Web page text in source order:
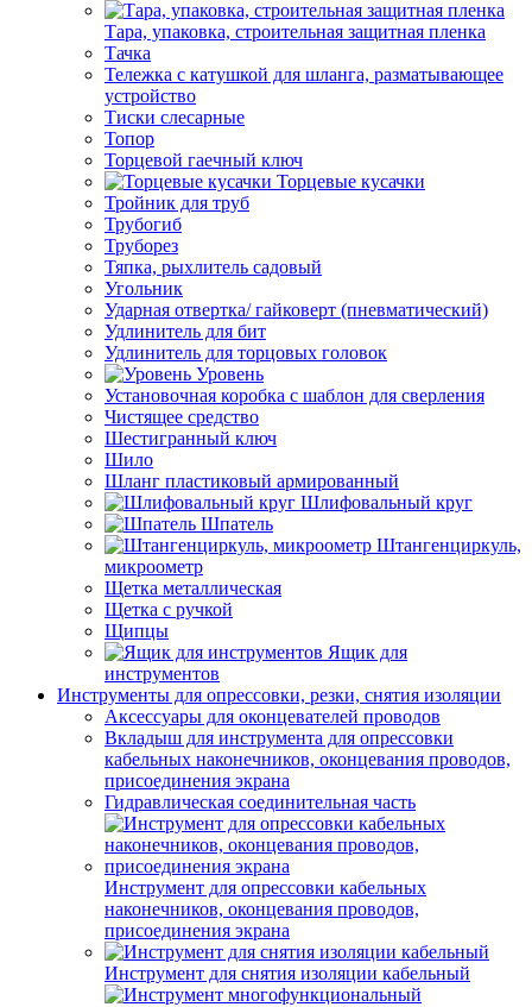
Тара, упаковка, строительная защитная пленка
Тачка
Тележка с катушкой для шланга, разматывающее
устройство
Тиски слесарные
Топор
Торцевой гаечный ключ
Торцевые кусачки
Тройник для труб
Трубогиб
Труборез
Тяпка, рыхлитель садовый
Угольник
Ударная отвертка/ гайковерт (пневматический)
Удлинитель для бит
Удлинитель для торцовых головок
Уровень
Установочная коробка с шаблон для сверления
Чистящее средство
Шестигранный ключ
Шило
Шланг пластиковый армированный
Шлифовальный круг
Шпатель
Штангенциркуль,
микроометр
Щетка металлическая
Щетка с ручкой
Щипцы
Ящик для
инструментов
Инструменты для опрессовки, резки, снятия изоляции
Аксессуары для оконцевателей проводов
Вкладыш для инструмента для опрессовки
кабельных наконечников, оконцевания проводов,
присоединения экрана
Гидравлическая соединительная часть
Инструмент для опрессовки кабельных
наконечников, оконцевания проводов,
присоединения экрана
Инструмент для снятия изоляции кабельный